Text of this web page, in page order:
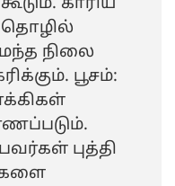
காரிய
தொழில்
நிலை
பூசம்:
புத்தி